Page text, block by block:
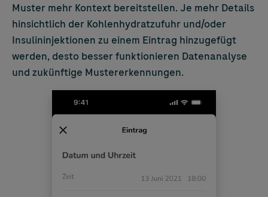
Muster mehr Kontext bereitstellen. Je mehr Details
hinsichtlich der Kohlenhydratzufuhr und/oder
Insulininjektionen zu einem Eintrag hinzugefügt
werden, desto besser funktionieren Datenanalyse
und zukünftige Mustererkennungen.